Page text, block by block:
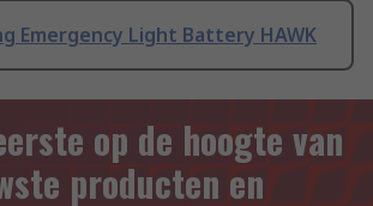
Emergency Light Battery HAWK
op de hoogte van
producten en